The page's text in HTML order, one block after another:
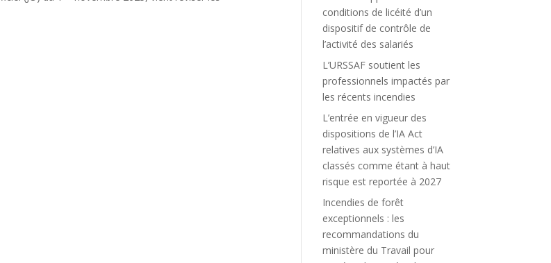
conditions de licéité d’un
dispositif de contrôle de
l’activité des salariés
L’URSSAF soutient les
professionnels impactés par
les récents incendies
L’entrée en vigueur des
dispositions de l’IA Act
relatives aux systèmes d’IA
classés comme étant à haut
risque est reportée à 2027
Incendies de forêt
exceptionnels : les
recommandations du
ministère du Travail pour